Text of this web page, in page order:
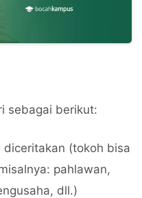
sebagai berikut:
(tokoh bisa
pahlawan,
dll.)